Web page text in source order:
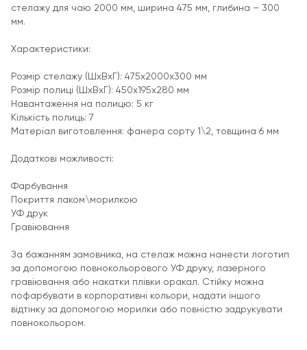
стелажу для чаю 2000 мм, ширина 475 мм, глибина – 300
мм.
Характеристики:
Розмір стелажу (ШхВхГ): 475х2000х300 мм
Розмір полиці (ШхВхГ): 450х195х280 мм
Навантаження на полицю: 5 кг
Кількість полиць: 7
Матеріал виготовлення: фанера сорту 1\2, товщина 6 мм
Додаткові можливості:
Фарбування
Покриття лаком\морилкою
УФ друк
Гравіювання
За бажанням замовника, на стелаж можна нанести логотип
за допомогою повнокольорового УФ друку, лазерного
гравіювання або накатки плівки оракал. Стійку можна
пофарбувати в корпоративні кольори, надати іншого
відтінку за допомогою морилки або повністю задрукувати
повнокольором.